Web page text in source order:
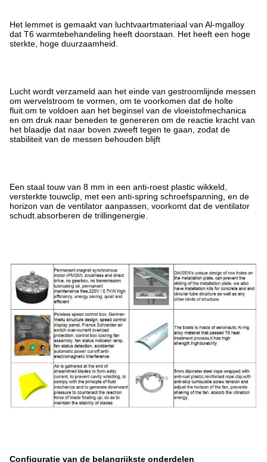
Het lemmet is gemaakt van luchtvaartmateriaal van Al-mgalloy
dat T6 warmtebehandeling heeft doorstaan. Het heeft een hoge
sterkte, hoge duurzaamheid.
Lucht wordt verzameld aan het einde van gestroomlijnde messen
om wervelstroom te vormen, om te voorkomen dat de holte
fluit.om te voldoen aan het beginsel van de vloeistofmechanica
en om druk naar beneden te genereren om de reactie kracht van
het blaadje dat naar boven zweeft tegen te gaan, zodat de
stabiliteit van de messen behouden blijft
Een staal touw van 8 mm in een anti-roest plastic wikkeld,
versterkte touwclip, met een anti-spring schroefspanning, en de
horizon van de ventilator aanpassen, voorkomt dat de ventilator
schudt.absorberen de trillingenergie.
Configuratie van de belangrijkste onderdelen